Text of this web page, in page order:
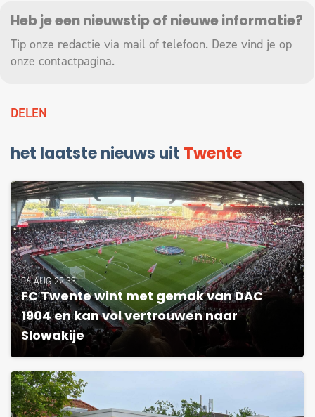
Heb je een nieuwstip of nieuwe informatie?
Tip onze redactie via mail of telefoon. Deze vind je op
onze contactpagina.
DELEN
het laatste nieuws uit Twente
06 AUG 22:33
FC Twente wint met gemak van DAC
1904 en kan vol vertrouwen naar
Slowakije